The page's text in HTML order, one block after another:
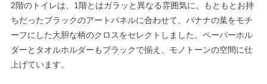
2階のトイレは、1階とはガラッと異なる雰囲気に。もともとお持
ちだったブラックのアートパネルに合わせて、バナナの葉をモチ
ーフにした大胆な柄のクロスをセレクトしました。ペーパーホル
ダーとタオルホルダーもブラックで揃え、モノトーンの空間に仕
上げています。